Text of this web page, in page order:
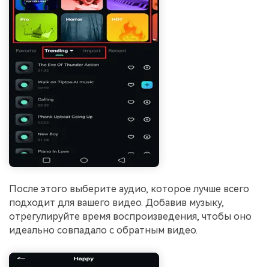
После этого выберите аудио, которое лучше всего
подходит для вашего видео. Добавив музыку,
отрегулируйте время воспроизведения, чтобы оно
идеально совпадало с обратным видео.